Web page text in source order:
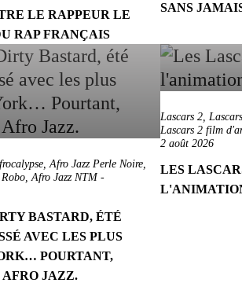
LE RAPPEUR LE
RAP FRANÇAIS
SANS
,Afro Jazz Perle Noire,
Robo,Afro Jazz NTM-
BASTARD, ÉTÉ
AVEC LES PLUS
POURTANT,
AFRO JAZZ.
Lascars 2,
Lascars 2 film
2 août 2026
LES